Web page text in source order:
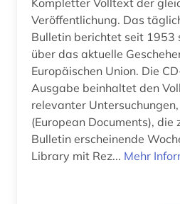
chemikalien (1)
china (8)
chinesisches recht (1)
codierung (1)
common law (3)
commonwealth (9)
Kompletter Volltext der
Veröffentlichung. Das
Bulletin berichtet seit 1953
über das aktuelle
Europäischen Union. Die CD-ROM/DVD-ROM-
Ausgabe beinhaltet den
relevanter
(European Documents), die
Bulletin erscheinende
Library mit Rez... Mehr